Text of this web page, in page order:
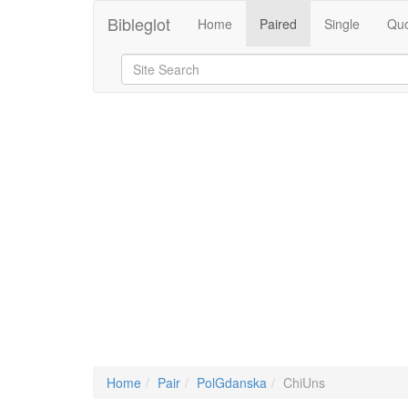
Bibleglot Home Paired Single
Home Pair PolGdanska ChiUns